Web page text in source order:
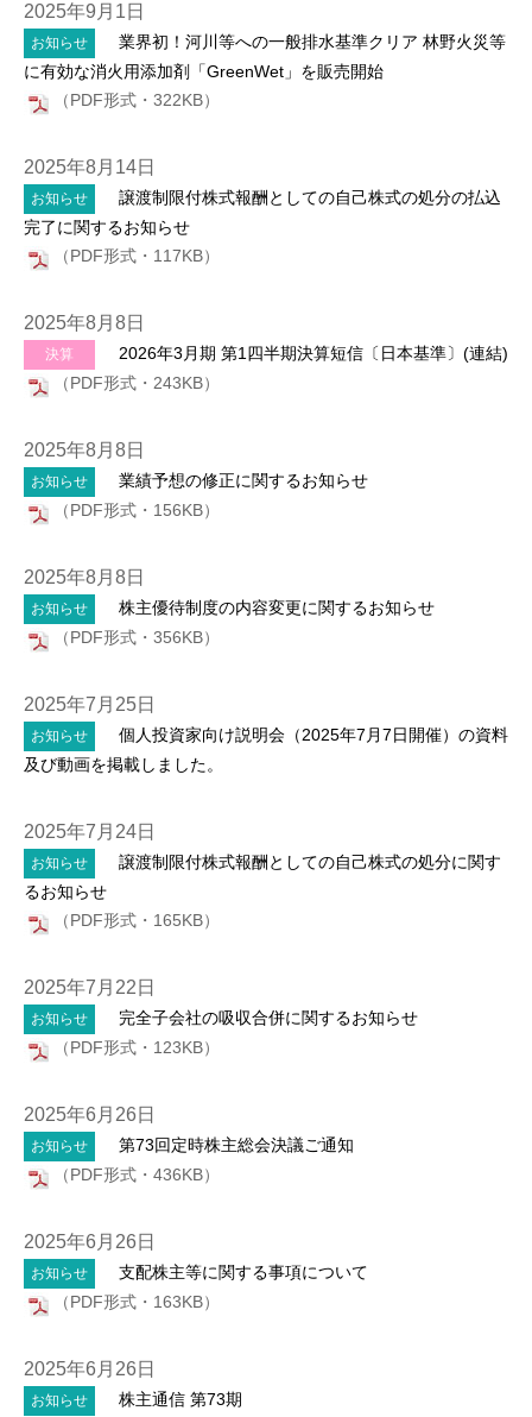
2025年9月1日
お知らせ
業界初！河川等への一般排水基準クリア 林野火災等
に有効な消火用添加剤「GreenWet」を販売開始
（PDF形式・322KB）
2025年8月14日
お知らせ
譲渡制限付株式報酬としての自己株式の処分の払込
完了に関するお知らせ
（PDF形式・117KB）
2025年8月8日
決算
2026年3月期 第1四半期決算短信〔日本基準〕(連結)
（PDF形式・243KB）
2025年8月8日
お知らせ
業績予想の修正に関するお知らせ
（PDF形式・156KB）
2025年8月8日
お知らせ
株主優待制度の内容変更に関するお知らせ
（PDF形式・356KB）
2025年7月25日
お知らせ
個人投資家向け説明会（2025年7月7日開催）の資料
及び動画を掲載しました。
2025年7月24日
お知らせ
譲渡制限付株式報酬としての自己株式の処分に関す
るお知らせ
（PDF形式・165KB）
2025年7月22日
お知らせ
完全子会社の吸収合併に関するお知らせ
（PDF形式・123KB）
2025年6月26日
お知らせ
第73回定時株主総会決議ご通知
（PDF形式・436KB）
2025年6月26日
お知らせ
支配株主等に関する事項について
（PDF形式・163KB）
2025年6月26日
お知らせ
株主通信 第73期